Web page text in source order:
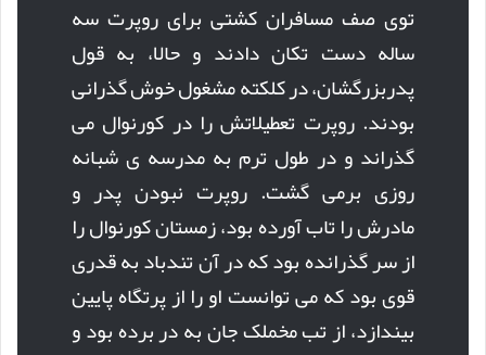
توی صف مسافران کشتی برای روپرت سه
ساله دست تکان دادند و حالا، به قول
پدربزرگشان، در کلکته مشغول خوش گذرانی
بودند. روپرت تعطیلاتش را در کورنوال می
گذراند و در طول ترم به مدرسه ی شبانه
روزی برمی گشت. روپرت نبودن پدر و
مادرش را تاب آورده بود، زمستان کورنوال را
از سر گذرانده بود که در آن تندباد به قدری
قوی بود که می توانست او را از پرتگاه پایین
بیندازد، از تب مخملک جان به در برده بود و